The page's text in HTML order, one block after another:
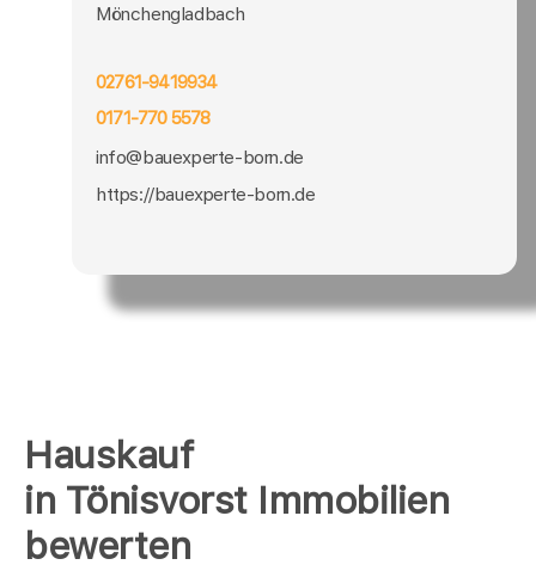
Hauskauf
in Tönisvorst Immobilien
bewerten
Mönchengladbach
02761-9419934
0171-770 5578
info@bauexperte-born.de
https://bauexperte-born.de